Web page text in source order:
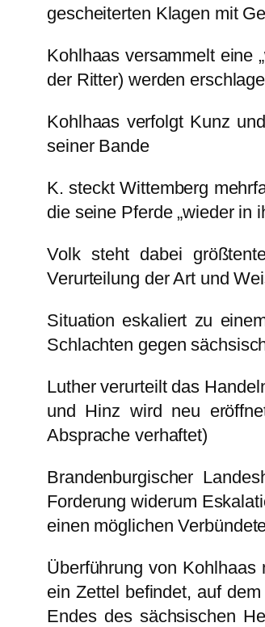
gescheiterten Klagen mit
Kohlhaas versammelt eine
der Ritter) werden
Kohlhaas verfolgt Kunz
seiner Bande
K. steckt Wittemberg
die seine Pferde „wieder in
Volk steht dabei
Verurteilung der Art und
Situation eskaliert zu
Schlachten gegen
Luther verurteilt das
und Hinz wird neu
Absprache verhaftet)
Brandenburgischer
Forderung widerum
einen möglichen
Überführung von
ein Zettel befindet, auf
Endes des sächsischen